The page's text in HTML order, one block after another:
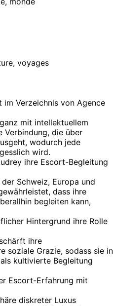
voyages
im Verzeichnis von Agence
mit intellektuellem
Verbindung, die über
wodurch jede
wird.
ihre Escort-Begleitung
Schweiz, Europa und
dass ihre
begleiten kann,
Hintergrund ihre Rolle
ihre
soziale Grazie, sodass sie in
kultivierte Begleitung
Escort-Erfahrung mit
diskreter Luxus